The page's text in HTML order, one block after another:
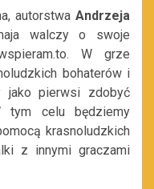
autorstwaAndrzeja
walczy o swoje
W grze
bohaterów i
jako pierwsi zdobyć
tym celu będziemy
krasnoludzkich
z innymi graczami